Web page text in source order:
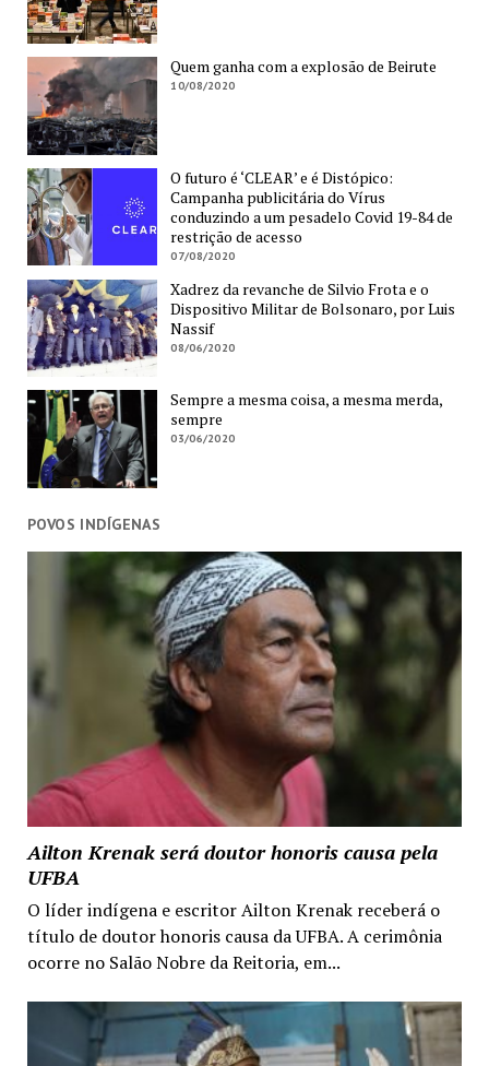
Quem ganha com a explosão de Beirute
10/08/2020
O futuro é ‘CLEAR’ e é Distópico:
Campanha publicitária do Vírus
conduzindo a um pesadelo Covid 19-84 de
restrição de acesso
07/08/2020
Xadrez da revanche de Silvio Frota e o
Dispositivo Militar de Bolsonaro, por Luis
Nassif
08/06/2020
Sempre a mesma coisa, a mesma merda,
sempre
03/06/2020
POVOS INDÍGENAS
Ailton Krenak será doutor honoris causa pela
UFBA
O líder indígena e escritor Ailton Krenak receberá o
título de doutor honoris causa da UFBA. A cerimônia
ocorre no Salão Nobre da Reitoria, em...